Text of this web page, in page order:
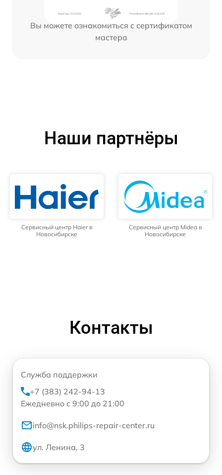
Вы можете ознакомиться с сертификатом
мастера
Наши партнёры
Сервисный центр Haier в
Новосибирске
Сервисный центр Midea в
Новосибирске
Контакты
Служба поддержки
+7 (383) 242-94-13
Ежедневно с 9:00 до 21:00
info@nsk.philips-repair-center.ru
ул. Ленина, 3